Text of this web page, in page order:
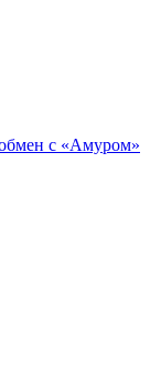
с «Амуром»